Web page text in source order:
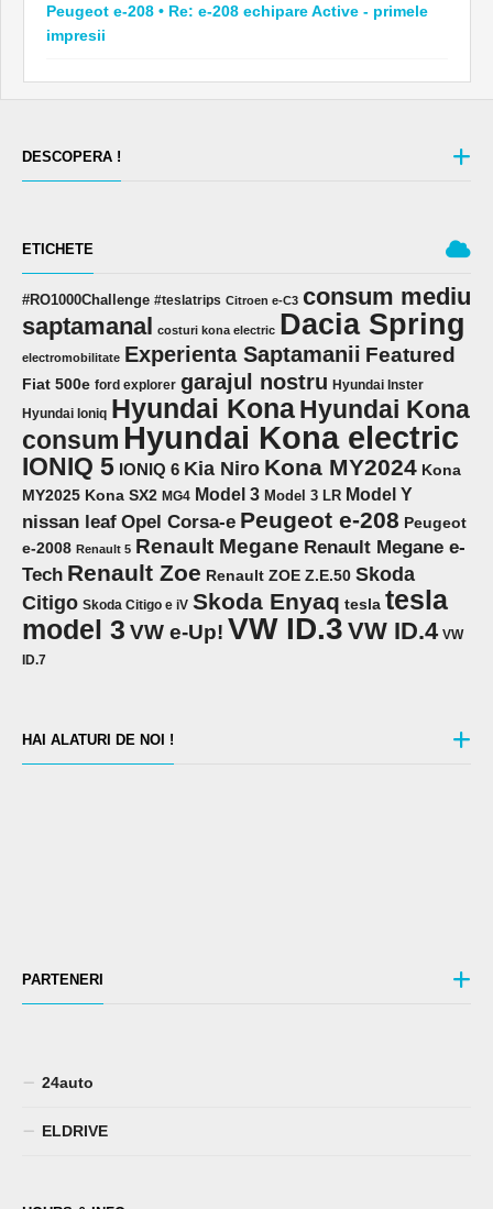
Peugeot e-208 • Re: e-208 echipare Active - primele
impresii
DESCOPERA !
ETICHETE
#RO1000Challenge #teslatrips Citroen e-C3 consum mediu
saptamanal costuri kona electric Dacia Spring
electromobilitate Experienta Saptamanii Featured
Fiat 500e ford explorer garajul nostru Hyundai Inster
Hyundai Ioniq Hyundai KonaHyundai Kona
consum Hyundai Kona electric
IONIQ 5 IONIQ 6 Kia Niro Kona MY2024 Kona
MY2025 Kona SX2 MG4 Model 3 Model 3 LR Model Y
nissan leaf Opel Corsa-e Peugeot e-208 Peugeot
e-2008 Renault 5 Renault Megane Renault Megane e-
Tech Renault Zoe Renault ZOE Z.E.50 Skoda
Citigo Skoda Citigo e iV Skoda Enyaq tesla tesla
model 3 VW e-Up! VW ID.3 VW ID.4 VW
ID.7
HAI ALATURI DE NOI !
PARTENERI
24auto
ELDRIVE